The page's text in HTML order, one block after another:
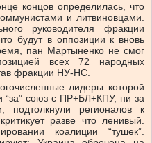
концов определилась, что
и литвиновцами.
руководителя фракции
будут в оппозиции к вновь
пан Мартыненко не смог
всех 72 народных
фракции НУ-НС.
лидеры которой
“за” союз с ПР+БЛ+КПУ, ни за
подтолкнули регионалов к
разве что ленивый.
коалиции “тушек”.